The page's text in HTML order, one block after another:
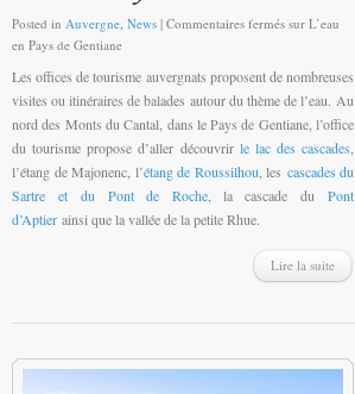
Posted in Auvergne News | Commentaires fermés sur L’eau
en Pays de Gentiane
Les offices de tourisme auvergnats proposent de nombreuses
visites ou itinéraires de balades autour du thème de l’eau. Au
nord des Monts du Cantal, dans le Pays de Gentiane, l’office
du tourisme propose d’aller découvrir le lac des cascades
l’étang de Majonenc, l’étang de Roussilhou , les cascades du
Sartre et du Pont de Roche, la cascade duPont
d’Aptier ainsi que la vallée de la petite Rhue.
Lire la suite